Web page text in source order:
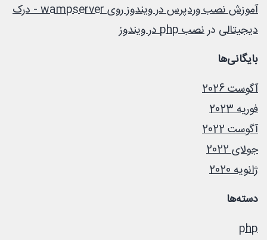
آموزش نصب وردپرس در ویندوز روی wampserver - درک
دیجیتالی درنصب php در ویندوز
بایگانی‌ها
آگوست 2026
فوریه 2023
آگوست 2022
جولای 2022
ژانویه 2020
دسته‌ها
php